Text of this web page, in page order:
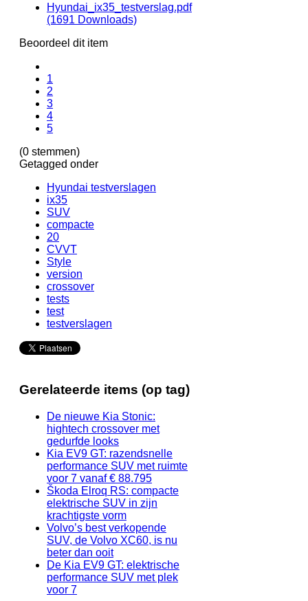
Hyundai_ix35_testverslag.pdf
(1691 Downloads)
Beoordeel dit item
1
2
3
4
5
(0 stemmen)
Getagged onder
Hyundai testverslagen
ix35
SUV
compacte
20
CVVT
Style
version
crossover
tests
test
testverslagen
Gerelateerde items (op tag)
De nieuwe Kia Stonic:
hightech crossover met
gedurfde looks
Kia EV9 GT: razendsnelle
performance SUV met ruimte
voor 7 vanaf € 88.795
Škoda Elroq RS: compacte
elektrische SUV in zijn
krachtigste vorm
Volvo’s best verkopende
SUV, de Volvo XC60, is nu
beter dan ooit
De Kia EV9 GT: elektrische
performance SUV met plek
voor 7